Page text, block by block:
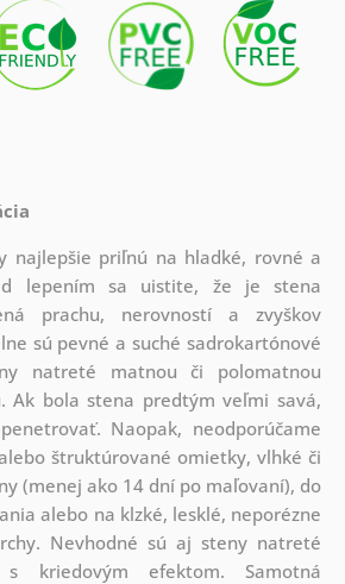
najlepšie priľnú na hladké, rovné a
lepením sa uistite, že je stena
prachu, nerovností a zvyškov
sú pevné a suché sadrokartónové
natreté matnou či polomatnou
Ak bola stena predtým veľmi savá,
Naopak, neodporúčame
štruktúrované omietky, vlhké či
(menej ako 14 dní po maľovaní), do
alebo na klzké, lesklé, neporézne
Nevhodné sú aj steny natreté
kriedovým efektom. Samotná